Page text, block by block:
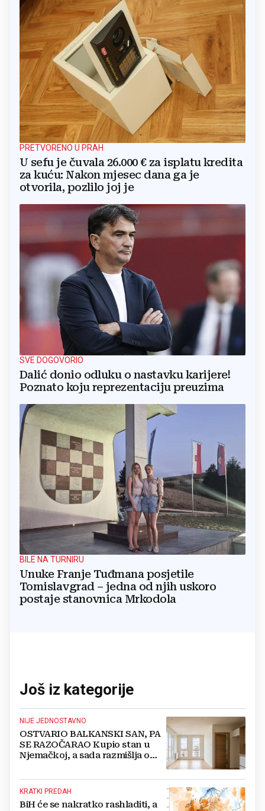
PRETVORENO U PRAH
U sefu je čuvala 26.000 € za isplatu kredita
za kuću: Nakon mjesec dana ga je
otvorila, pozlilo joj je
SVE DOGOVORIO
Dalić donio odluku o nastavku karijere!
Poznato koju reprezentaciju preuzima
BILE NA TURNIRU
Unuke Franje Tuđmana posjetile
Tomislavgrad – jedna od njih uskoro
postaje stanovnica Mrkodola
Još iz kategorije
NIJE JEDNOSTAVNO
OSTVARIO BALKANSKI SAN, PA
SE RAZOČARAO Kupio stan u
Njemačkoj, a sada razmišlja o
KRATKI PREDAH
BiH će se nakratko rashladiti, a